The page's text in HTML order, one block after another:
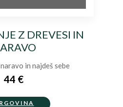
Z DREVESI IN
in najdeš sebe
44 €